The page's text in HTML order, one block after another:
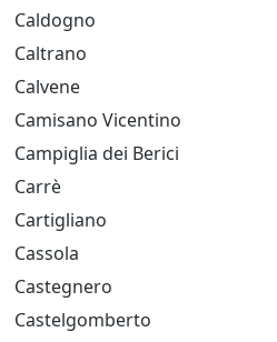
Caldogno
Caltrano
Calvene
Camisano Vicentino
Campiglia dei Berici
Carrè
Cartigliano
Cassola
Castegnero
Castelgomberto